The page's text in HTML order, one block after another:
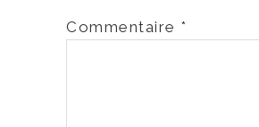
Commentaire *